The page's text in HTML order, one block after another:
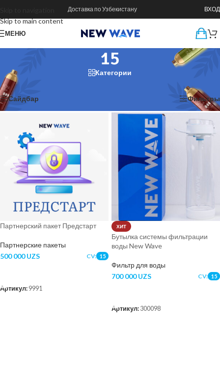
Skip to main content
Доставка по Узбекистану ВХОД
МЕНЮ
15
Категории
Главная
Сайдбар Фильтры
Партнерский пакет Предстарт
Партнерские пакеты
500 000UZS CV: 15
Артикул: 9991
ХИТ
Бутылка системы фильтрации
воды New Wave
Фильтр для воды
700 000UZS CV: 15
Артикул: 300098